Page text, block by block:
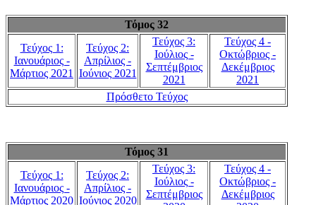
Τόμος 32
Τεύχος 1:
Ιανουάριος -
Μάρτιος 2021
Τεύχος 2:
Απρίλιος -
Ιούνιος 2021
Τεύχος 3:
Ιούλιος -
Σεπτέμβριος
2021
Τεύχος 4 -
Οκτώβριος -
Δεκέμβριος
2021
Πρόσθετο Τεύχος
Τόμος 31
Τεύχος 1:
Ιανουάριος -
Μάρτιος 2020
Τεύχος 2:
Απρίλιος -
Ιούνιος 2020
Τεύχος 3:
Ιούλιος -
Σεπτέμβριος
Τεύχος 4 -
Οκτώβριος -
Δεκέμβριος